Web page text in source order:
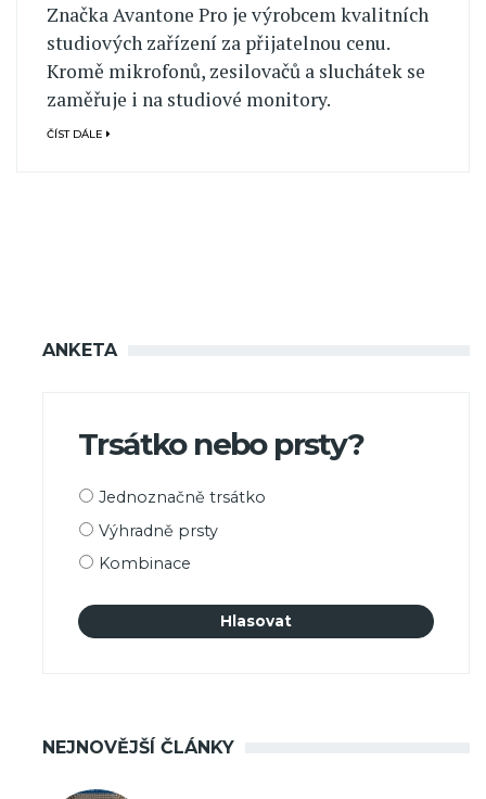
Značka Avantone Pro je výrobcem kvalitních
studiových zařízení za přijatelnou cenu.
Kromě mikrofonů, zesilovačů a sluchátek se
zaměřuje i na studiové monitory.
ČÍST DÁLE
ANKETA
Trsátko nebo prsty?
Možnosti
Jednoznačně trsátko
Výhradně prsty
Kombinace
NEJNOVĚJŠÍ ČLÁNKY